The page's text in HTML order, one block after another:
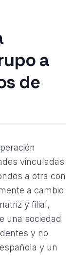
a
de
vinculadas
a otra con
a cambio
y filial,
una sociedad
y no
y un